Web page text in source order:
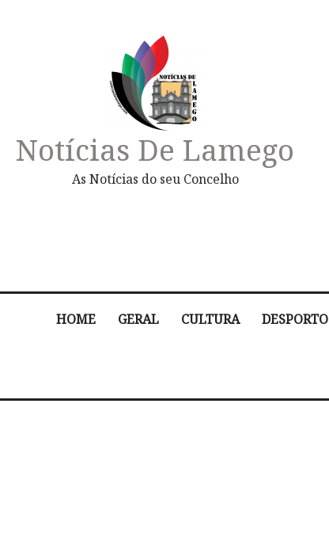
Notícias De Lamego
As Notícias do seu Concelho
HOME GERAL CULTURA DESPORTO